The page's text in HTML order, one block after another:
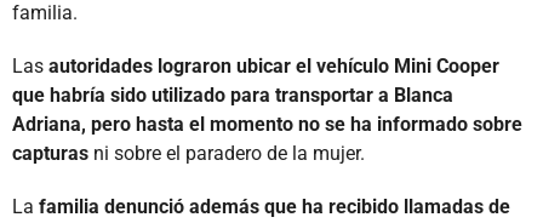
familia.
Las autoridades lograron ubicar el vehículo Mini Cooper
que habría sido utilizado para transportar a Blanca
Adriana, pero hasta el momento no se ha informado sobre
capturas ni sobre el paradero de la mujer.
La familia denunció además que ha recibido llamadas de